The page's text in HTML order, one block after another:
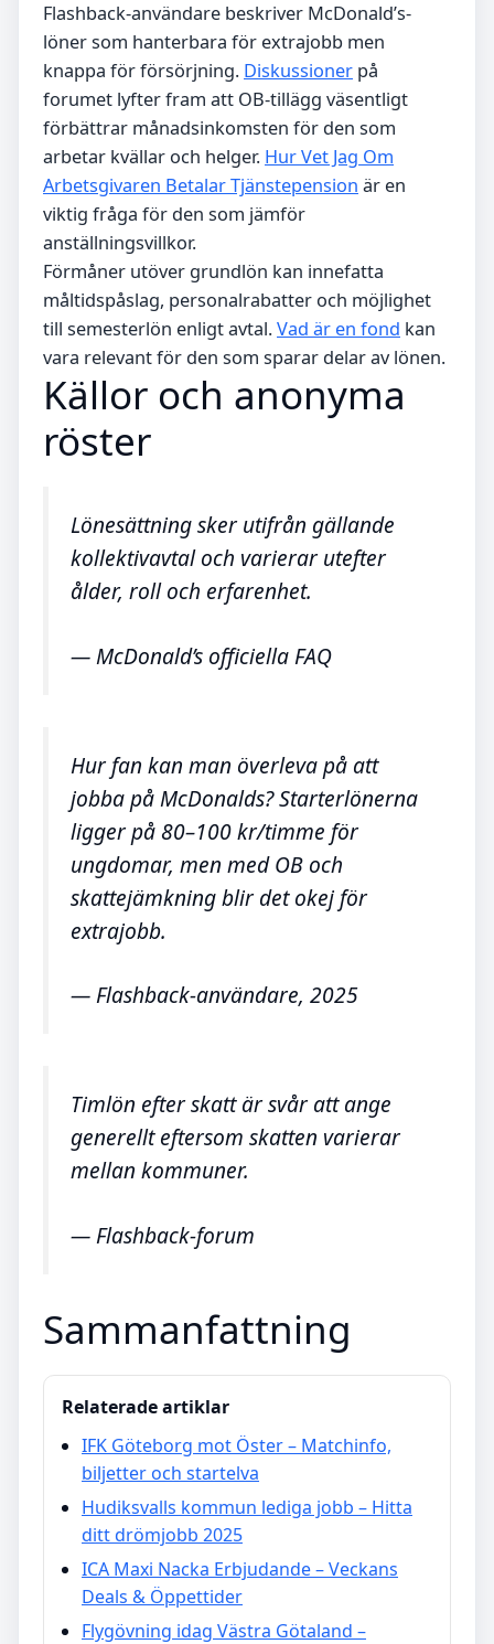
Flashback-användare beskriver McDonald’s-
löner som hanterbara för extrajobb men
knappa för försörjning. Diskussioner på
forumet lyfter fram att OB-tillägg väsentligt
förbättrar månadsinkomsten för den som
arbetar kvällar och helger. Hur Vet Jag Om
Arbetsgivaren Betalar Tjänstepension är en
viktig fråga för den som jämför
anställningsvillkor.
Förmåner utöver grundlön kan innefatta
måltidspåslag, personalrabatter och möjlighet
till semesterlön enligt avtal.Vad är en fond kan
vara relevant för den som sparar delar av lönen.
Källor och anonyma
röster
Lönesättning sker utifrån gällande
kollektivavtal och varierar utefter
ålder, roll och erfarenhet.
— McDonald’s officiella FAQ
Hur fan kan man överleva på att
jobba på McDonalds? Starterlönerna
ligger på 80–100 kr/timme för
ungdomar, men med OB och
skattejämkning blir det okej för
extrajobb.
— Flashback-användare, 2025
Timlön efter skatt är svår att ange
generellt eftersom skatten varierar
mellan kommuner.
— Flashback-forum
Sammanfattning
Relaterade artiklar
IFK Göteborg mot Öster – Matchinfo,
biljetter och startelva
Hudiksvalls kommun lediga jobb – Hitta
ditt drömjobb 2025
ICA Maxi Nacka Erbjudande – Veckans
Deals & Öppettider
Flygövning idag Västra Götaland –